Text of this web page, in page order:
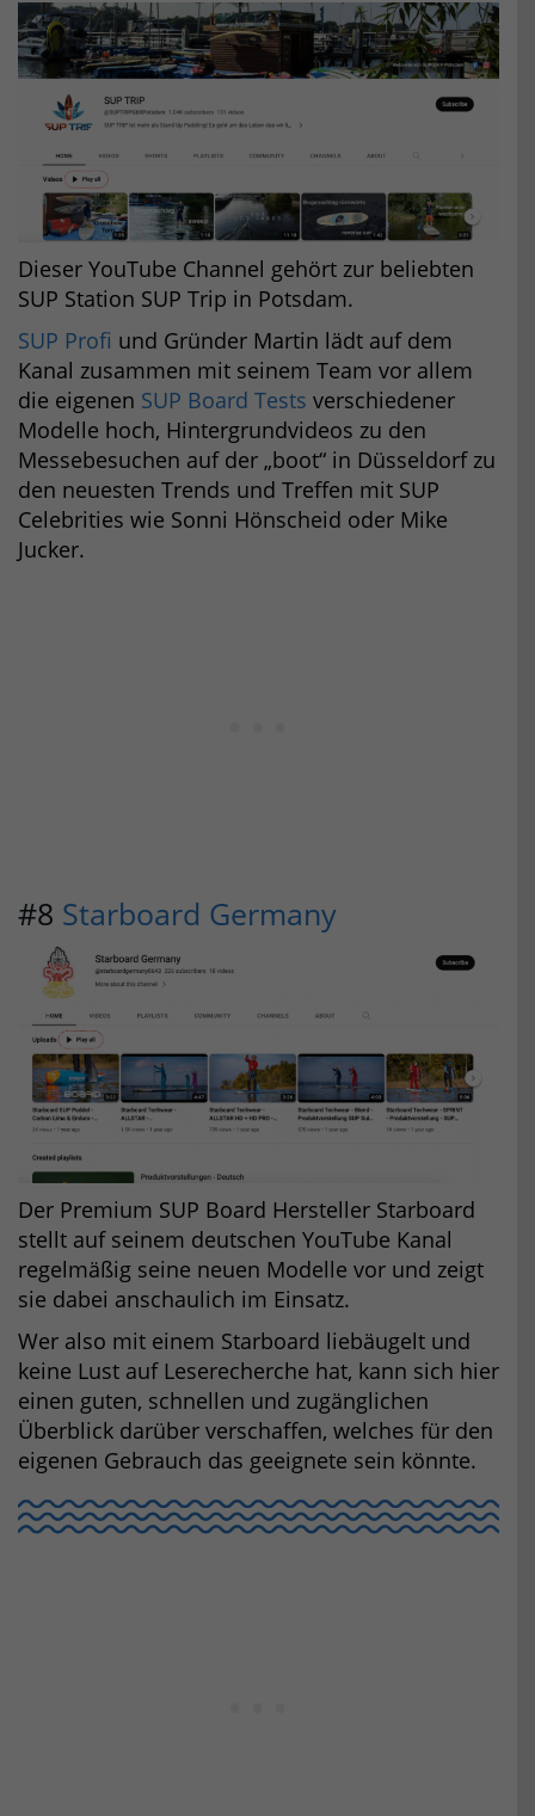
Dieser YouTube Channel gehört zur beliebten
SUP Station SUP Trip in Potsdam.
SUP Profi und Gründer Martin lädt auf dem
Kanal zusammen mit seinem Team vor allem
die eigenen SUP Board Tests verschiedener
Modelle hoch, Hintergrundvideos zu den
Messebesuchen auf der „boot“ in Düsseldorf zu
den neuesten Trends und Treffen mit SUP
Celebrities wie Sonni Hönscheid oder Mike
Jucker.
#8 Starboard Germany
Der Premium SUP Board Hersteller Starboard
stellt auf seinem deutschen YouTube Kanal
regelmäßig seine neuen Modelle vor und zeigt
sie dabei anschaulich im Einsatz.
Wer also mit einem Starboard liebäugelt und
keine Lust auf Leserecherche hat, kann sich hier
einen guten, schnellen und zugänglichen
Überblick darüber verschaffen, welches für den
eigenen Gebrauch das geeignete sein könnte.